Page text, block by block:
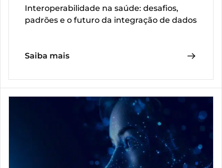
Interoperabilidade na saúde: desafios,
padrões e o futuro da integração de dados
Saiba mais